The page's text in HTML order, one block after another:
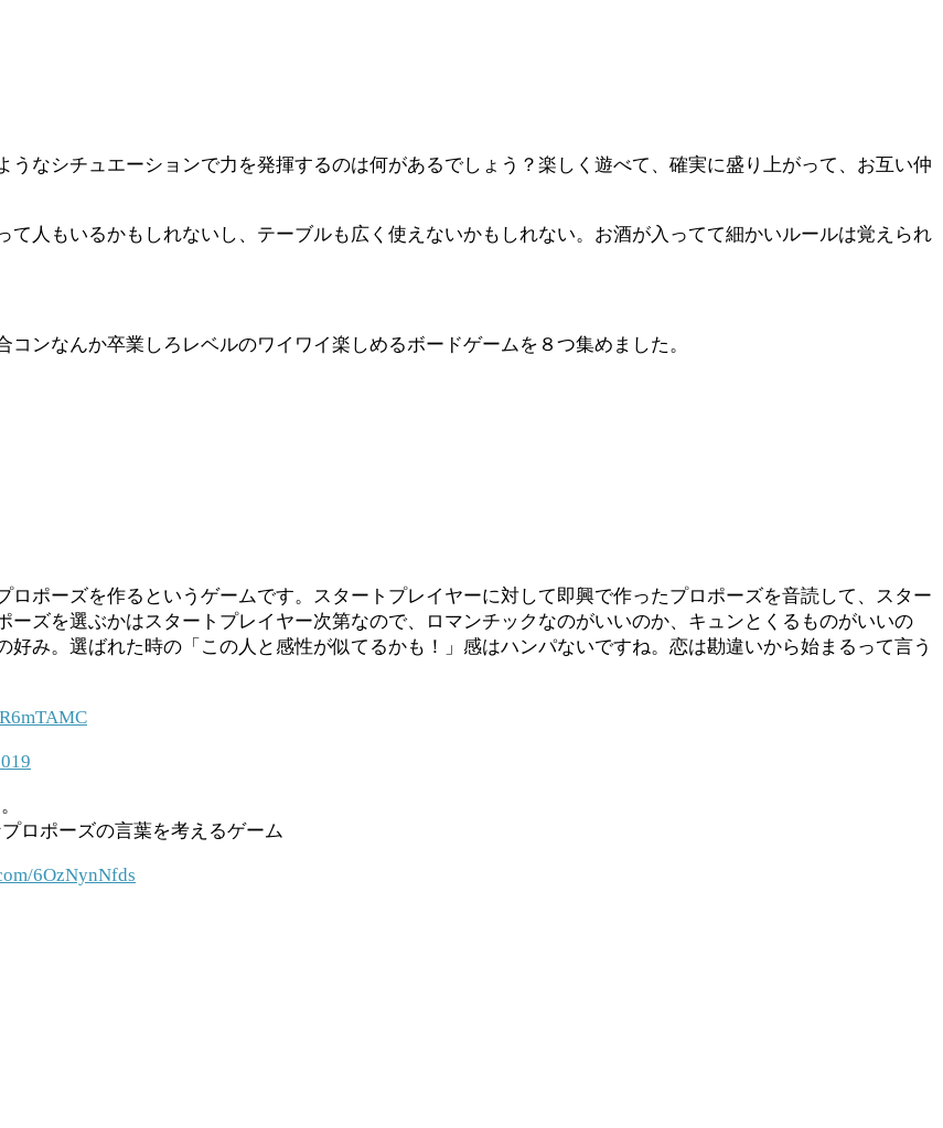
なシチュエーションで力を発揮するのは何があるでしょう？楽しく遊べて、確実に盛り上がって、お互い仲
人もいるかもしれないし、テーブルも広く使えないかもしれない。お酒が入ってて細かいルールは覚えられ
ンなんか卒業しろレベルのワイワイ楽しめるボードゲームを８つ集めました。
ポーズを作るというゲームです。スタートプレイヤーに対して即興で作ったプロポーズを音読して、スター
ーズを選ぶかはスタートプレイヤー次第なので、ロマンチックなのがいいのか、キュンとくるものがいいの
み。選ばれた時の「この人と感性が似てるかも！」感はハンパないですね。恋は勘違いから始まるって言う
ロポーズの言葉を考えるゲーム
6OzNynNfds